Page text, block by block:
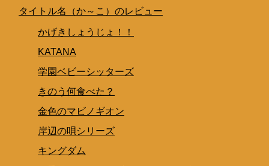
タイトル名（か～こ）のレビュー
かげきしょうじょ！！
KATANA
学園ベビーシッターズ
きのう何食べた？
金色のマビノギオン
岸辺の唄シリーズ
キングダム